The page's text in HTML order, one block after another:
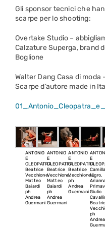
Gli sponsor tecnici che
scarpe per lo shooting:
Overtake Studio –
Calzature Superga, brand
Boglione
Walter Dang Casa di moda
Scarpe d’autore made in
ANTONIO
E
CLEOPATRA
Beatrice
Vecchione,
Matteo
Baiardi
ph
Andrea
Guermani
ANTONIO
E
CLEOPATRA
Beatrice
Vecchione,
Matteo
Baiardi
ph
Andrea
Guermani
ANTONIO
E
CLEOPATRA
Beatrice
Vecchione_
ph
Andrea
Guermani
E
Camilla
Nigro,
Giulio
ph
Andrea